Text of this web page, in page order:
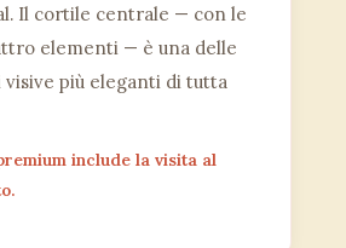
Il cortile centrale — con le
elementi — è una delle
visive più eleganti di tutta
include la visita al